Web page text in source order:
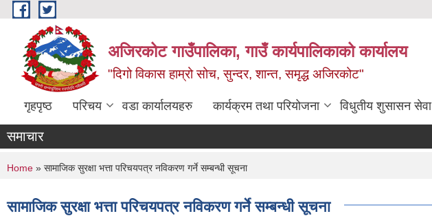
Skip to main content
अजिरकोट गाउँपालिका, गाउँ कार्यपालिकाको कार्यालय
"दिगो विकास हाम्रो सोच, सुन्दर, शान्त, समृद्ध अजिरकोट"
गृहपृष्ठ परिचय वडा कार्यालयहरु कार्यक्रम तथा परियोजना विधुतीय शुसासन सेवा
समाचार
You are here
Home » सामाजिक सुरक्षा भत्ता परिचयपत्र नविकरण गर्ने सम्बन्धी सूचना
सामाजिक सुरक्षा भत्ता परिचयपत्र नविकरण गर्ने सम्बन्धी सूचना